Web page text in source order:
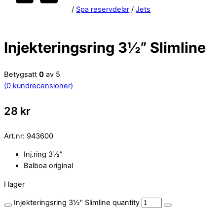
/ Spa reservdelar /Jets
Injekteringsring 3½” Slimline
Betygsatt 0 av 5
(0 kundrecensioner)
28 kr
Art.nr: 943600
Inj.ring 3½”
Balboa original
I lager
Injekteringsring 3½" Slimline quantity